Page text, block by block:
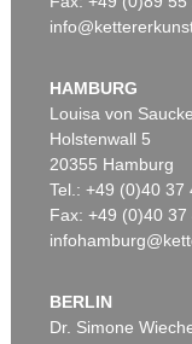
HAMBURG
Louisa von
Holstenwall 5
20355 Hamburg
Tel.: +49 (0)40 37
Fax: +49 (0)40 37
BERLIN
Dr. Simone